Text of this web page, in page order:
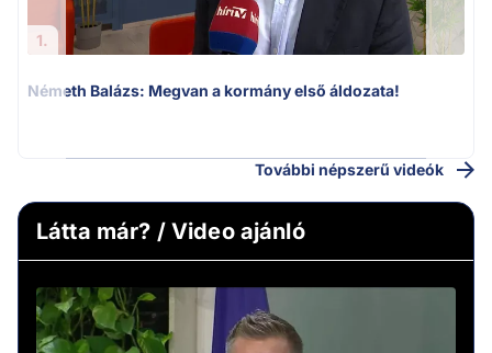
1.
Németh Balázs: Megvan a kormány első áldozata!
További népszerű videók
Látta már? / Video ajánló